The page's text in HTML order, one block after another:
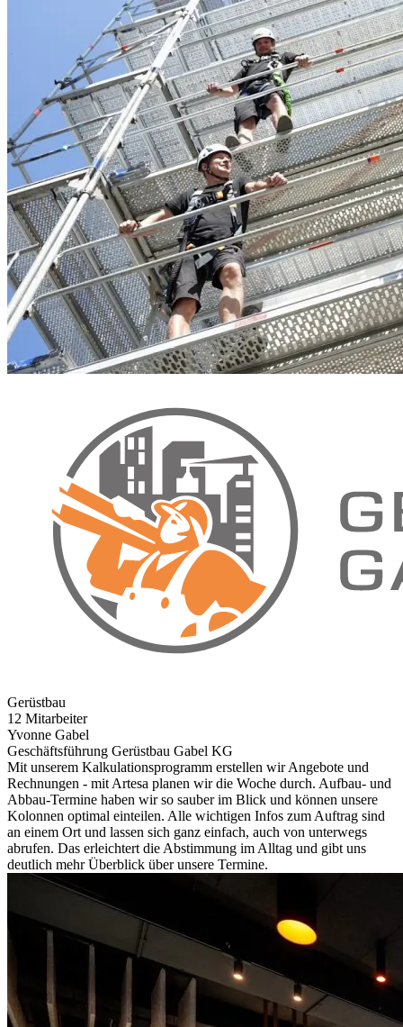
Gerüstbau
12 Mitarbeiter
Yvonne Gabel
Geschäftsführung Gerüstbau Gabel KG
Mit unserem Kalkulationsprogramm erstellen wir Angebote und
Rechnungen - mit Artesa planen wir die Woche durch. Aufbau- und
Abbau-Termine haben wir so sauber im Blick und können unsere
Kolonnen optimal einteilen. Alle wichtigen Infos zum Auftrag sind
an einem Ort und lassen sich ganz einfach, auch von unterwegs
abrufen. Das erleichtert die Abstimmung im Alltag und gibt uns
deutlich mehr Überblick über unsere Termine.